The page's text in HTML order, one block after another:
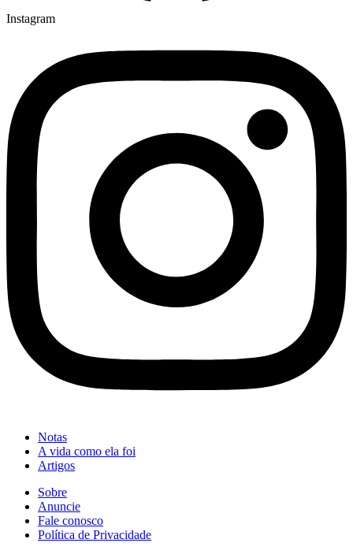
Instagram
Notas
A vida como ela foi
Artigos
Sobre
Anuncie
Fale conosco
Política de Privacidade